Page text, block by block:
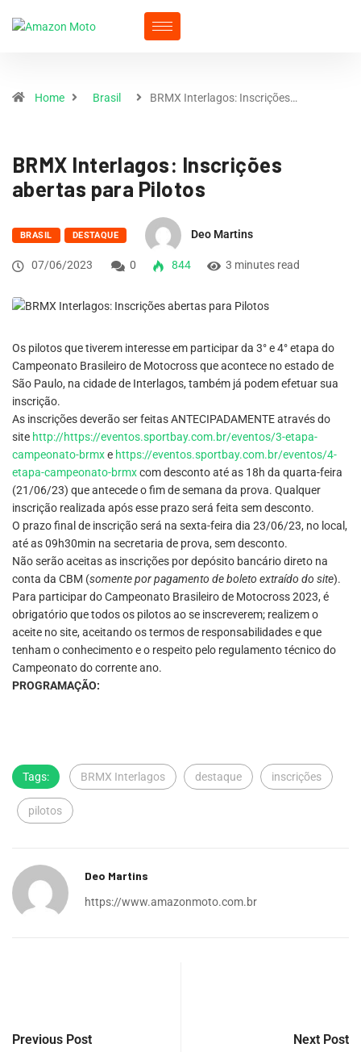
Home Brasil BRMX Interlagos: Inscrições…
BRMX Interlagos: Inscrições
abertas para Pilotos
BRASIL DESTAQUE Deo Martins
07/06/2023 0 844 3 minutes read
Os pilotos que tiverem interesse em participar da 3° e 4° etapa do
Campeonato Brasileiro de Motocross que acontece no estado de
São Paulo, na cidade de Interlagos, também já podem efetuar sua
inscrição.
As inscrições deverão ser feitas ANTECIPADAMENTE através do
site http://https://eventos.sportbay.com.br/eventos/3-etapa-
campeonato-brmxe https://eventos.sportbay.com.br/eventos/4-
etapa-campeonato-brmxcom desconto até as 18h da quarta-feira
(21/06/23) que antecede o fim de semana da prova. Qualquer
inscrição realizada após esse prazo será feita sem desconto.
O prazo final de inscrição será na sexta-feira dia 23/06/23, no local,
até as 09h30min na secretaria de prova, sem desconto.
Não serão aceitas as inscrições por depósito bancário direto na
conta da CBM (somente por pagamento de boleto extraído do site).
Para participar do Campeonato Brasileiro de Motocross 2023, é
obrigatório que todos os pilotos ao se inscreverem; realizem o
aceite no site, aceitando os termos de responsabilidades e que
tenham o conhecimento e o respeito pelo regulamento técnico do
Campeonato do corrente ano.
PROGRAMAÇÃO:
Tags: BRMX Interlagos destaque inscrições
pilotos
Deo Martins
https://www.amazonmoto.com.br
Previous Post Next Post